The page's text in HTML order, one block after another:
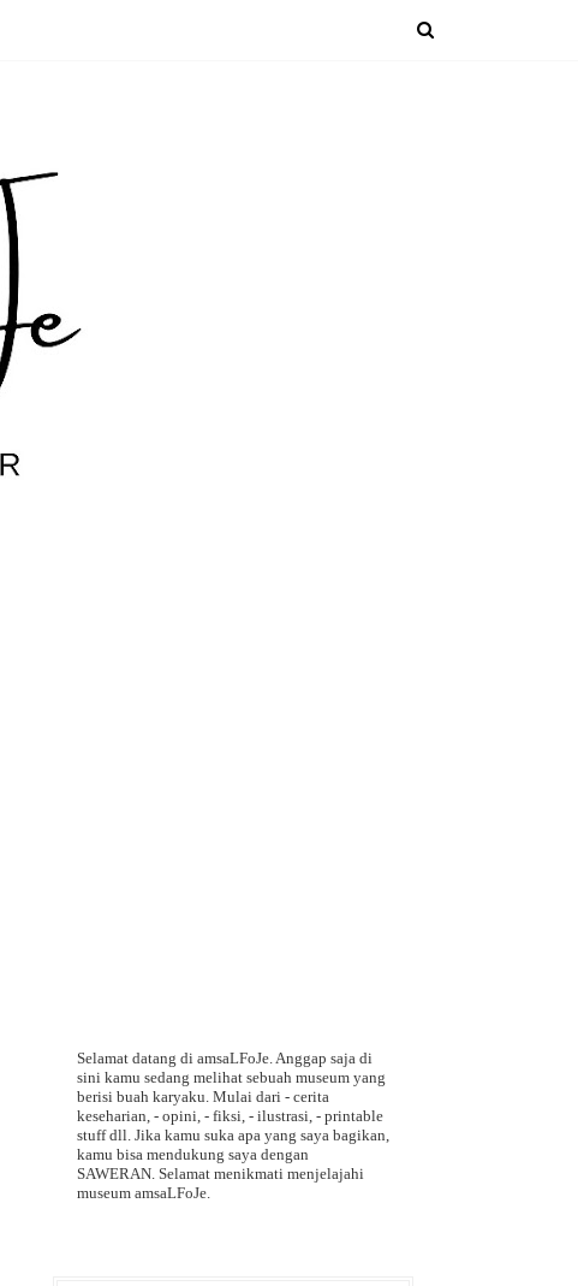
Selamat datang di amsaLFoJe. Anggap saja di
sini kamu sedang melihat sebuah museum yang
berisi buah karyaku. Mulai dari - cerita
keseharian, - opini, - fiksi, - ilustrasi, - printable
stuff dll. Jika kamu suka apa yang saya bagikan,
kamu bisa mendukung saya dengan
SAWERAN. Selamat menikmati menjelajahi
museum amsaLFoJe.